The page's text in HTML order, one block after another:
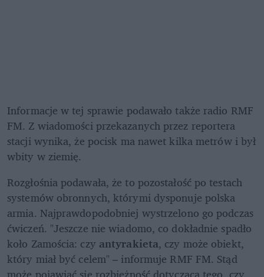
Informacje w tej sprawie podawało także radio RMF
FM. Z wiadomości przekazanych przez reportera
stacji wynika, że pocisk ma nawet kilka metrów i był
wbity w ziemię.
Rozgłośnia podawała, że to pozostałość po testach
systemów obronnych, którymi dysponuje polska
armia. Najprawdopodobniej wystrzelono go podczas
ćwiczeń. "Jeszcze nie wiadomo, co dokładnie spadło
koło Zamościa: czy antyrakieta, czy może obiekt,
który miał być celem" – informuje RMF FM. Stąd